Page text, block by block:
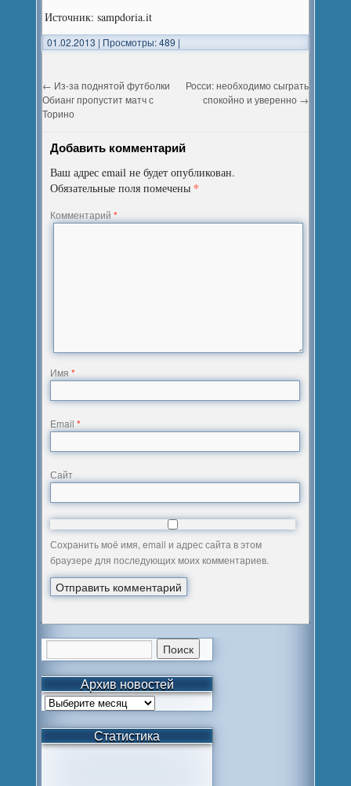
Источник: sampdoria.it
01.02.2013 | Просмотры: 489 |
← Из-за поднятой футболки
Обианг пропустит матч с
Торино
Росси: необходимо сыграть
спокойно и уверенно →
Добавить комментарий
Ваш адрес email не будет опубликован.
Обязательные поля помечены *
Комментарий*
Имя*
Email*
Сайт
Сохранить моё имя, email и адрес сайта в этом
браузере для последующих моих комментариев.
Архив новостей
Статистика